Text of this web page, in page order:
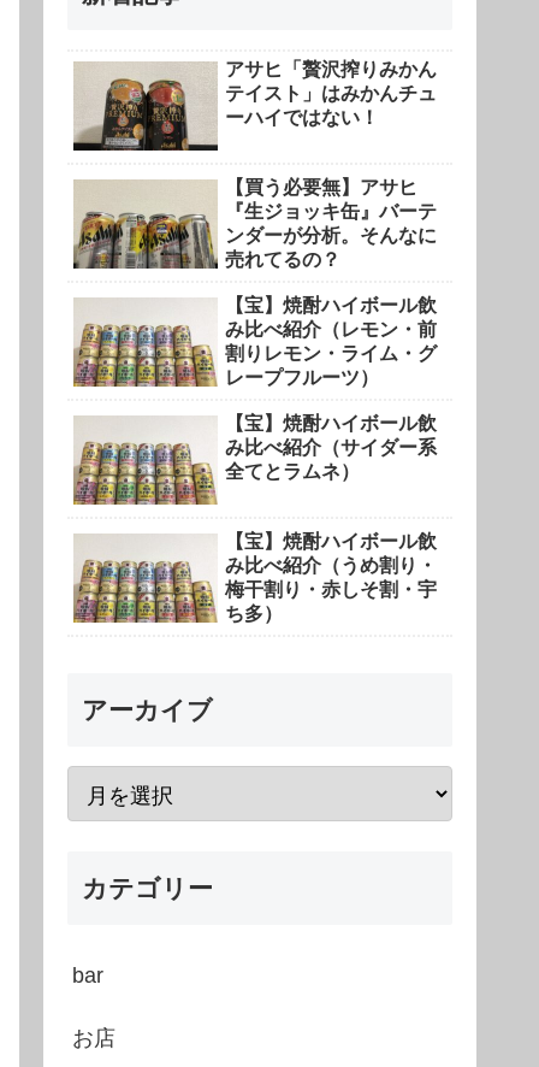
アサヒ「贅沢搾りみかん
テイスト」はみかんチュ
ーハイではない！
【買う必要無】アサヒ
『生ジョッキ缶』バーテ
ンダーが分析。そんなに
売れてるの？
【宝】焼酎ハイボール飲
み比べ紹介（レモン・前
割りレモン・ライム・グ
レープフルーツ）
【宝】焼酎ハイボール飲
み比べ紹介（サイダー系
全てとラムネ）
【宝】焼酎ハイボール飲
み比べ紹介（うめ割り・
梅干割り・赤しそ割・宇
ち多）
アーカイブ
カテゴリー
bar
お店